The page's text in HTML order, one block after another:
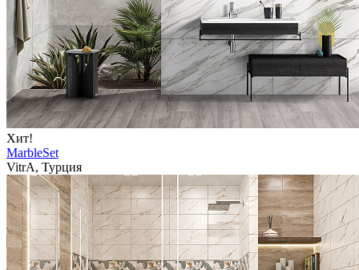
Хит!
MarbleSet
VitrA, Турция